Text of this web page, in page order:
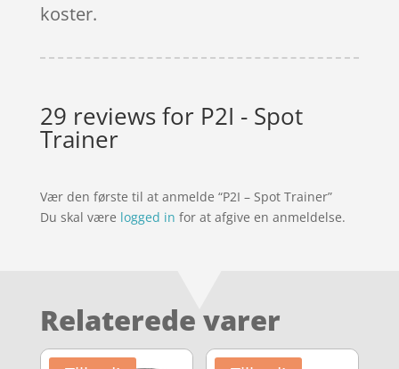
koster.
29 reviews for P2I - Spot
Trainer
Vær den første til at anmelde “P2I – Spot Trainer”
Du skal være logged in for at afgive en anmeldelse.
Relaterede varer